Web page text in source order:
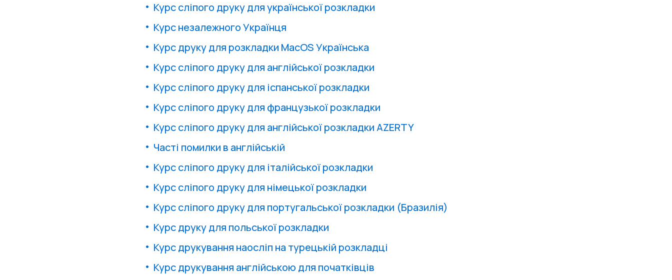
Курс сліпого друку для української розкладки
Курс незалежного Українця
Курс друку для розкладки MacOS Українська
Курс сліпого друку для англійської розкладки
Курс сліпого друку для іспанської розкладки
Курс сліпого друку для французької розкладки
Курс сліпого друку для англійської розкладки AZERTY
Часті помилки в англійській
Курс сліпого друку для італійської розкладки
Курс сліпого друку для німецької розкладки
Курс сліпого друку для португальської розкладки (Бразилія)
Курс друку для польської розкладки
Курс друкування наосліп на турецькій розкладці
Курс друкування англійською для початківців